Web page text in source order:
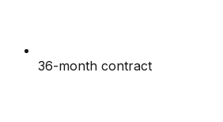
36-month contract